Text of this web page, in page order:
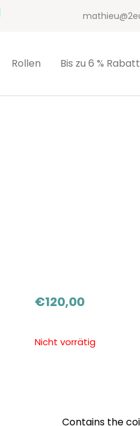
Rollen Bis zu 6 % Rabatt
€120,00
Nicht vorrätig
Contains the